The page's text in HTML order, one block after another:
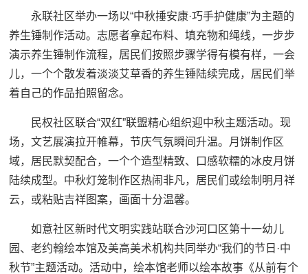
永联社区举办一场以“中秋捶安康·巧手护健康”为主题的
养生锤制作活动。志愿者拿起布料、填充物和绳线，一步步
演示养生锤制作流程，居民们按照步骤学得有模有样，一会
儿，一个个散发着淡淡艾草香的养生锤陆续完成，居民们举
着自己的作品拍照留念。
民权社区联合“双红”联盟精心组织迎中秋主题活动。现
场，文艺展演拉开帷幕，节庆气氛瞬间升温。月饼制作区
域，居民默契配合，一个个造型精致、口感软糯的冰皮月饼
陆续成型。中秋灯笼制作区热闹非凡，居民们或绘制明月祥
云，或粘贴吉祥图案，画面十分温馨。
如意社区新时代文明实践站联合沙河口区第十一幼儿
园、老约翰绘本馆及美高美术机构共同举办“我们的节日·中
秋节”主题活动。活动中，绘本馆老师以绘本故事《从前有个